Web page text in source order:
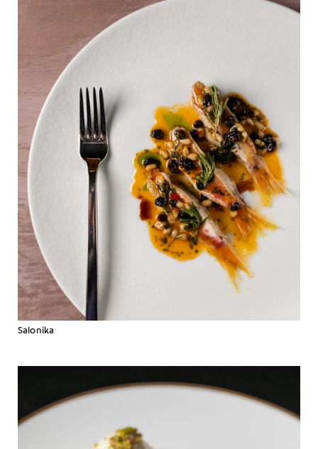
Salonika